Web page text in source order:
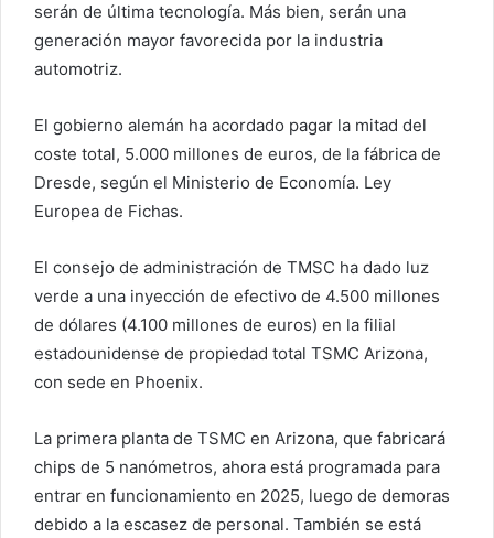
serán de última tecnología. Más bien, serán una
generación mayor favorecida por la industria
automotriz.
El gobierno alemán ha acordado pagar la mitad del
coste total, 5.000 millones de euros, de la fábrica de
Dresde, según el Ministerio de Economía. Ley
Europea de Fichas.
El consejo de administración de TMSC ha dado luz
verde a una inyección de efectivo de 4.500 millones
de dólares (4.100 millones de euros) en la filial
estadounidense de propiedad total TSMC Arizona,
con sede en Phoenix.
La primera planta de TSMC en Arizona, que fabricará
chips de 5 nanómetros, ahora está programada para
entrar en funcionamiento en 2025, luego de demoras
debido a la escasez de personal. También se está